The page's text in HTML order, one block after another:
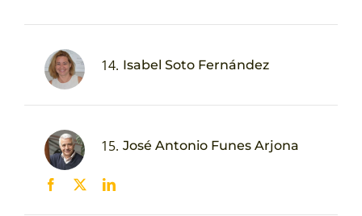
14. Isabel Soto Fernández
15. José Antonio Funes Arjona